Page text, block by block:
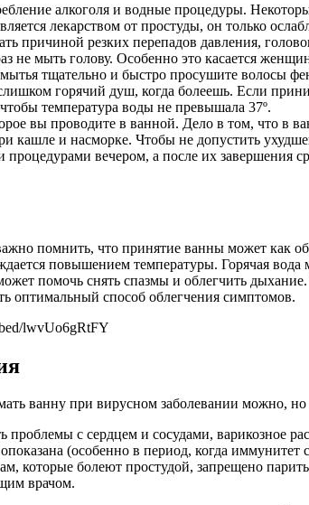
алкоголя и водные процедуры.
лекарством от простуды, он только
причиной резких перепадов давления,
не мыть голову. Особенно это касается
мытья тщательно и быстро просушите волосы
горячий душ, когда болеешь. Если
температура воды не превышала 37º.
вы проводите в ванной. Дело в том, что в
кашле и насморке. Чтобы не допустить
вечером, а после их завершения
помнить, что принятие ванны может как
повышением температуры. Горячая
помочь снять спазмы и облегчить
оптимальный способ облегчения симптомов.
lwvUo6gRtFY
ванну при вирусном заболевании можно,
проблемы с сердцем и сосудами, варикозное
(особенно в период, когда
которые болеют простудой, запрещено
врачом.